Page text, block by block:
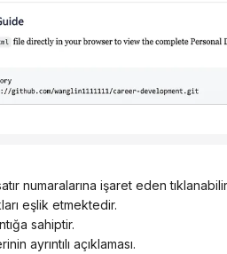
numaralarına işaret eden
eşlik etmektedir.
sahiptir.
ayrıntılı açıklaması.